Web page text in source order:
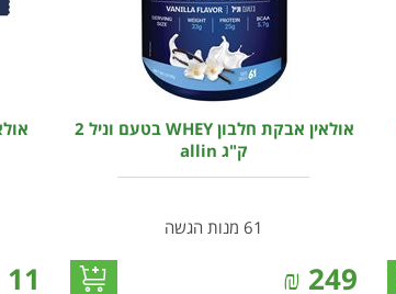
אולאין אבקת חלבון WHEY בטעם וניל 2
ק"ג allin
61 מנות הגשה
249
₪
11